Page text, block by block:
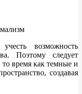
возможность
Поэтому следует
то время как темные и
создавая